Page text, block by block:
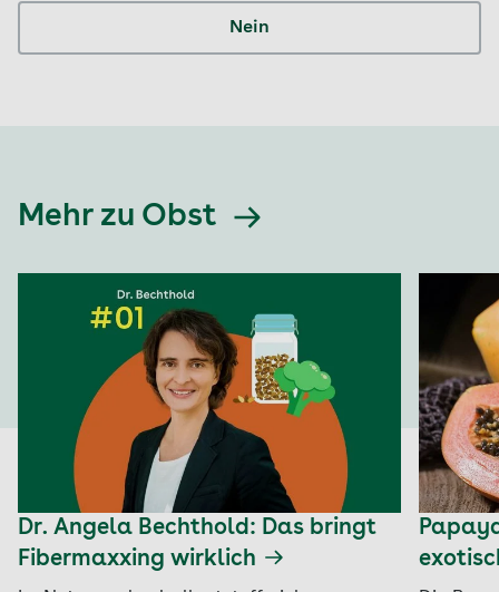
Nein
Mehr zu Obst
Dr. Angela Bechthold: Das bringt
Fibermaxxing wirklich